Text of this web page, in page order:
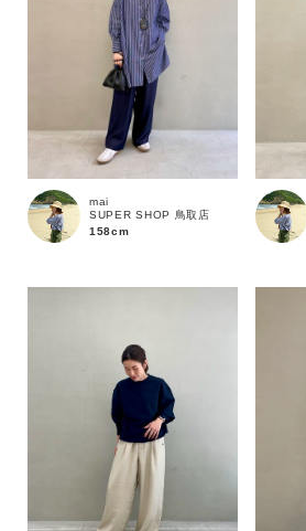
商品タイプ
通常商品
在庫あり
mai
SUPER SHOP 鳥取店
158cm